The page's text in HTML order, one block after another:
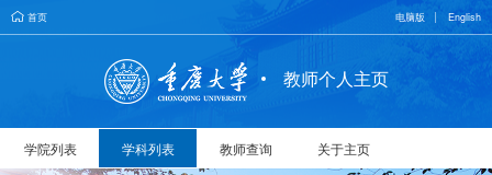
首页 电脑版 English
教师个人主页
学院列表 学科列表 教师查询 关于主页